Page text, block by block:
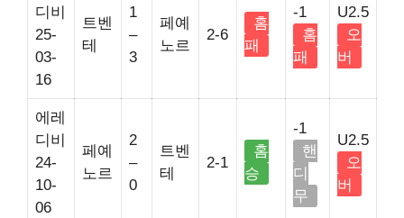
디비
25-
03-
16
트벤
테
1
–
3
페예
노르
2-6
홈
패
-1
홈
패
U2.5
오
버
에레
디비
24-
10-
06
페예
노르
2
–
0
트벤
테
2-1
홈
승
-1
핸
디
무
U2.5
오
버